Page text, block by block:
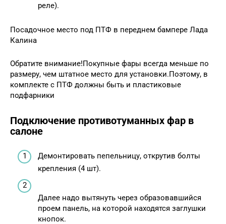
реле).
Посадочное место под ПТФ в переднем бампере Лада
Калина
Обратите внимание!Покупные фары всегда меньше по
размеру, чем штатное место для установки.Поэтому, в
комплекте с ПТФ должны быть и пластиковые
подфарники
Подключение противотуманных фар в
салоне
Демонтировать пепельницу, открутив болты
крепления (4 шт).
Далее надо вытянуть через образовавшийся
проем панель, на которой находятся заглушки
кнопок.